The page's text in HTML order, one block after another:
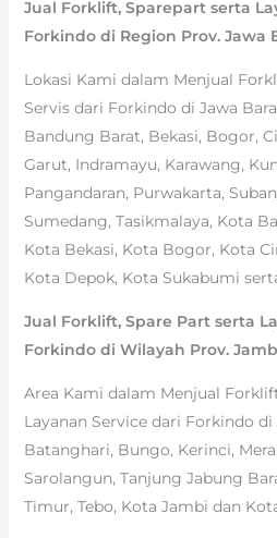
Jual Forklift, Sparepart serta
Forkindo di Region Prov. Jawa
Lokasi Kami dalam Menjual
Servis dari Forkindo di Jawa
Bandung Barat, Bekasi, Bogor,
Garut, Indramayu, Karawang,
Pangandaran, Purwakarta,
Sumedang, Tasikmalaya, Kota
Kota Bekasi, Kota Bogor, Kota
Kota Depok, Kota Sukabumi
Jual Forklift, Spare Part serta
Forkindo di Wilayah Prov.
Area Kami dalam Menjual
Layanan Service dari Forkindo
Batanghari, Bungo, Kerinci,
Sarolangun, Tanjung Jabung
Timur, Tebo, Kota Jambi dan